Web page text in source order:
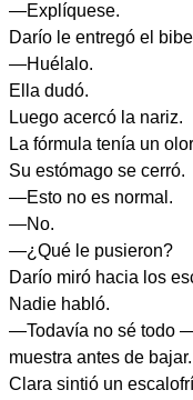
—Explíquese.
Darío le entregó el
—Huélalo.
Ella dudó.
Luego acercó la nariz.
La fórmula tenía un
Su estómago se cerró.
—Esto no es normal.
—No.
—¿Qué le pusieron?
Darío miró hacia los
Nadie habló.
—Todavía no sé todo
muestra antes de
Clara sintió un